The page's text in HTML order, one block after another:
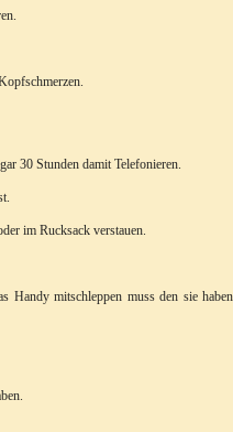
30 Stunden damit Telefonieren.
im Rucksack verstauen.
Handy mitschleppen muss den sie